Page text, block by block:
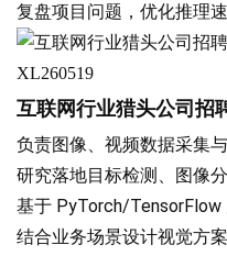
复盘项目问题，优化推理
互联网行业猎头公司招
负责图像、视频数据采集
研究落地目标检测、图像
基于 PyTorch/
结合业务场景设计视觉方